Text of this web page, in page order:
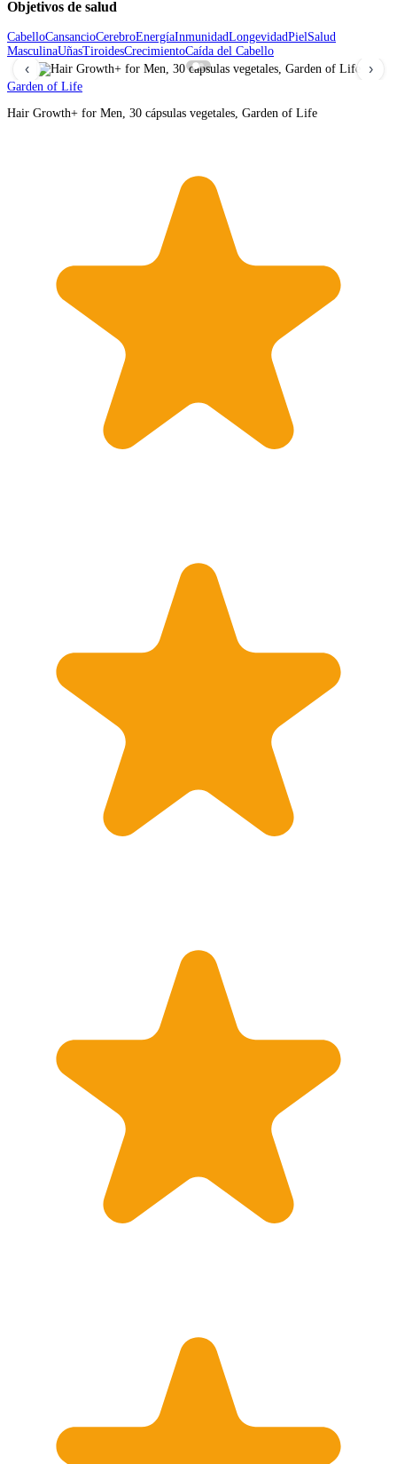
Objetivos de salud
CabelloCansancioCerebroEnergíaInmunidadLongevidadPielSalud
MasculinaUñasTiroidesCrecimientoCaída del Cabello
‹ ›
Garden of Life
Hair Growth+ for Men, 30 cápsulas vegetales, Garden of Life